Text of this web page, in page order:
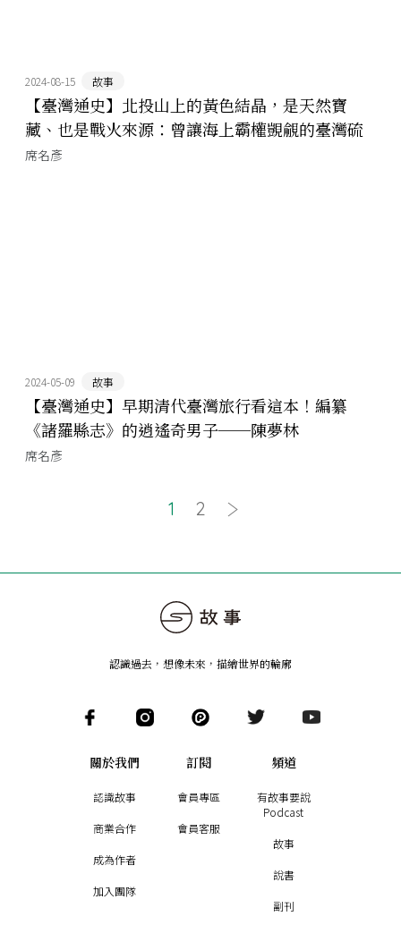
2024-08-15 故事
【臺灣通史】北投山上的黃色結晶，是天然寶
藏、也是戰火來源：曾讓海上霸權覬覦的臺灣硫
磺！
席名彥
2024-05-09 故事
【臺灣通史】早期清代臺灣旅行看這本！編纂
《諸羅縣志》的逍遙奇男子──陳夢林
席名彥
1 2
認識過去，想像未來 ， 描繪世界的輪廓
關於我們
認識故事
商業合作
成為作者
加入團隊
訂閱
會員專區
會員客服
頻道
有故事要說
Podcast
故事
說書
副刊